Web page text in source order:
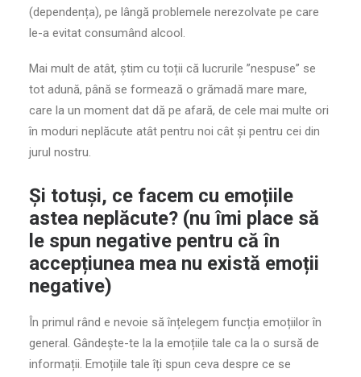
(dependența), pe lângă problemele nerezolvate pe care
le-a evitat consumând alcool.
Mai mult de atât, știm cu toții că lucrurile ”nespuse” se
tot adună, până se formează o grămadă mare mare,
care la un moment dat dă pe afară, de cele mai multe ori
în moduri neplăcute atât pentru noi cât și pentru cei din
jurul nostru.
Și totuși, ce facem cu emoțiile
astea neplăcute? (nu îmi place să
le spun negative pentru că în
accepțiunea mea nu există emoții
negative)
În primul rând e nevoie să înțelegem funcția emoțiilor în
general. Gândește-te la la emoțiile tale ca la o sursă de
informații. Emoțiile tale îți spun ceva despre ce se